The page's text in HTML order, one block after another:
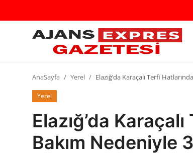
GİRİŞ
Kayıt
AnaSayfa
Eskişehir Siyaset
Siyaset
AnaSayfa Yerel Elazığ’da Karaçalı Terfi
Yerel
Elazığ’da
Bakım Nedeniyle